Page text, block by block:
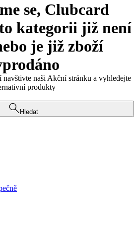
se, Clubcard
kategorii již není
je již zboží
navštivte naši Akční stránku a vyhledejte
produkty
Hledat